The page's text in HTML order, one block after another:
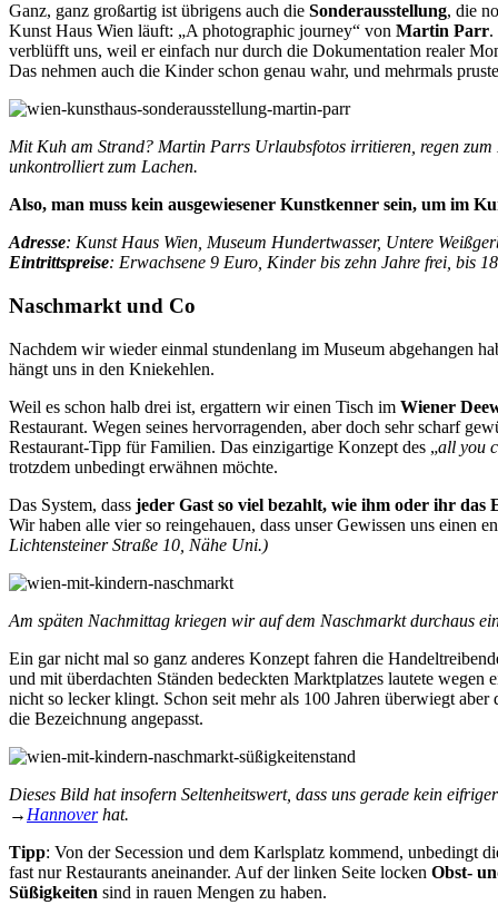
Ganz, ganz großartig ist übrigens auch die Sonderausstellung, die
Kunst Haus Wien läuft: „A photographic journey“ von Martin Parr.
verblüfft uns, weil er einfach nur durch die Dokumentation realer
Das nehmen auch die Kinder schon genau wahr, und mehrmals
Mit Kuh am Strand? Martin Parrs Urlaubsfotos irritieren, regen
unkontrolliert zum Lachen.
Also, man muss kein ausgewiesener Kunstkenner sein, um im
Adresse: Kunst Haus Wien, Museum Hundertwasser, Untere
Eintrittspreise: Erwachsene 9 Euro, Kinder bis zehn Jahre frei, bis
Naschmarkt und Co
Nachdem wir wieder einmal stundenlang im Museum abgehangen
hängt uns in den Kniekehlen.
Weil es schon halb drei ist, ergattern wir einen Tisch im Wiener
Restaurant. Wegen seines hervorragenden, aber doch sehr scharf
Restaurant-Tipp für Familien. Das einzigartige Konzept des „all you
trotzdem unbedingt erwähnen möchte.
Das System, dass jeder Gast so viel bezahlt, wie ihm oder ihr das
Wir haben alle vier so reingehauen, dass unser Gewissen uns einen
Lichtensteiner Straße 10, Nähe Uni.)
Am späten Nachmittag kriegen wir auf dem Naschmarkt durchaus
Ein gar nicht mal so ganz anderes Konzept fahren die
und mit überdachten Ständen bedeckten Marktplatzes lautete
nicht so lecker klingt. Schon seit mehr als 100 Jahren überwiegt
die Bezeichnung angepasst.
Dieses Bild hat insofern Seltenheitswert, dass uns gerade kein
→ Hannoverhat.
Tipp: Von der Secession und dem Karlsplatz kommend, unbedingt
fast nur Restaurants aneinander. Auf der linken Seite locken Obst-
Süßigkeiten sind in rauen Mengen zu haben.